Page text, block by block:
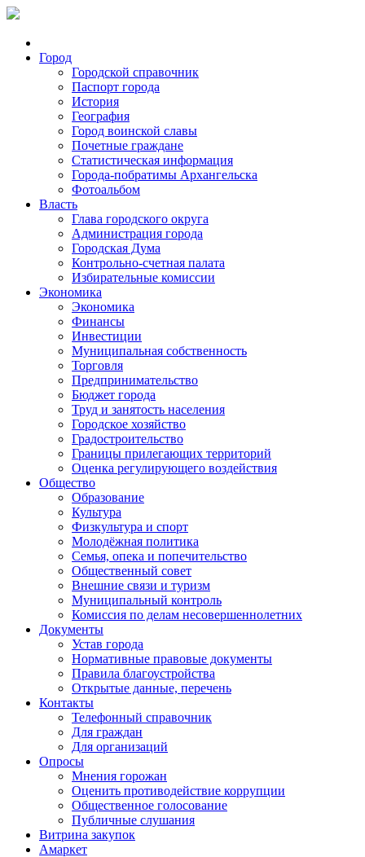
Город
Городской справочник
Паспорт города
История
География
Город воинской славы
Почетные граждане
Статистическая информация
Города-побратимы Архангельска
Фотоальбом
Власть
Глава городского округа
Администрация города
Городская Дума
Контрольно-счетная палата
Избирательные комиссии
Экономика
Экономика
Финансы
Инвестиции
Муниципальная собственность
Торговля
Предпринимательство
Бюджет города
Труд и занятость населения
Городское хозяйство
Градостроительство
Границы прилегающих территорий
Оценка регулирующего воздействия
Общество
Образование
Культура
Физкультура и спорт
Молодёжная политика
Семья, опека и попечительство
Общественный совет
Внешние связи и туризм
Муниципальный контроль
Комиссия по делам несовершеннолетних
Документы
Устав города
Нормативные правовые документы
Правила благоустройства
Открытые данные, перечень
Контакты
Телефонный справочник
Для граждан
Для организаций
Опросы
Мнения горожан
Оценить противодействие коррупции
Общественное голосование
Публичные слушания
Витрина закупок
Амаркет